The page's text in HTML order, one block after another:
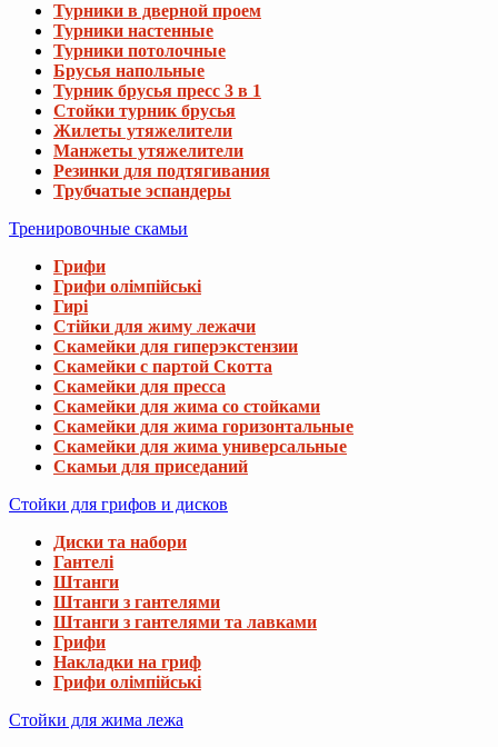
Турники в дверной проем
Турники настенные
Турники потолочные
Брусья напольные
Турник брусья пресс 3 в 1
Стойки турник брусья
Жилеты утяжелители
Манжеты утяжелители
Резинки для подтягивания
Трубчатые эспандеры
Тренировочные скамьи
Грифи
Грифи олімпійські
Гирі
Стійки для жиму лежачи
Скамейки для гиперэкстензии
Скамейки с партой Скотта
Скамейки для пресса
Скамейки для жима со стойками
Скамейки для жима горизонтальные
Скамейки для жима универсальные
Скамьи для приседаний
Стойки для грифов и дисков
Диски та набори
Гантелі
Штанги
Штанги з гантелями
Штанги з гантелями та лавками
Грифи
Накладки на гриф
Грифи олімпійські
Стойки для жима лежа